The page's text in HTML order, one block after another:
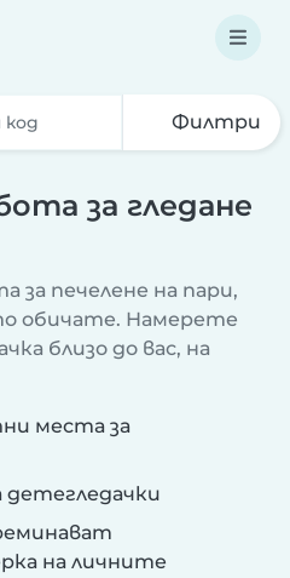
Филтри
за гледане
печелене на пари,
обичате. Намерете
близо до вас, на
места за
детегледачки
на личните